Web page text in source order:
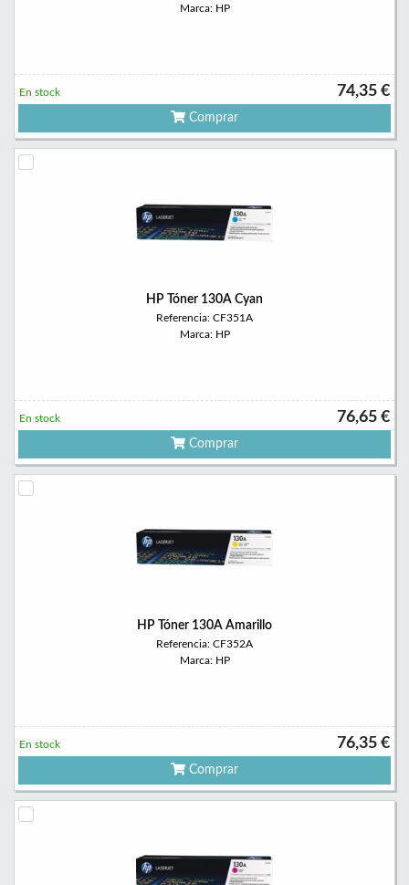
Marca: HP
74,35 €
En stock
Comprar
HP Tóner 130A Cyan
Referencia: CF351A
Marca: HP
76,65 €
En stock
Comprar
HP Tóner 130A Amarillo
Referencia: CF352A
Marca: HP
76,35 €
En stock
Comprar